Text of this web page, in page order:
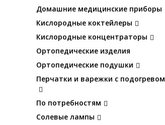
Домашние медицинские приборы
Кислородные коктейлеры
Кислородные концентраторы
Ортопедические изделия
Ортопедические подушки
Перчатки и варежки с подогревом
По потребностям
Солевые лампы